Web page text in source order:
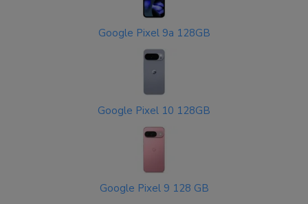
Google Pixel 9a 128GB
Google Pixel 10 128GB
Google Pixel 9 128 GB